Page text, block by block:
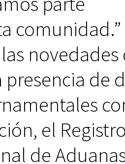
comunidad.”
presencia de
el
de